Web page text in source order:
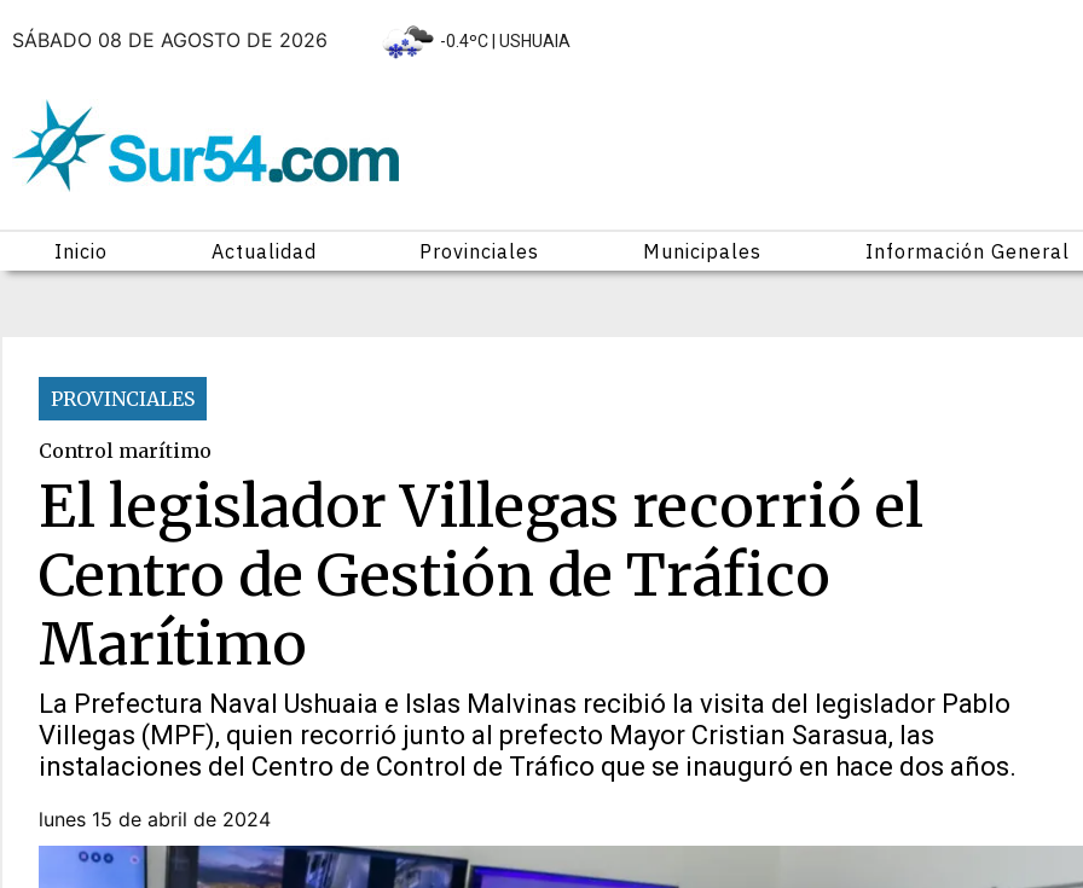
SÁBADO 08 DE AGOSTO DE 2026 -0.4ºC | USHUAIA
Inicio Actualidad Provinciales Municipales Información General
PROVINCIALES
Control marítimo
El legislador Villegas recorrió el
Centro de Gestión de Tráfico
Marítimo
La Prefectura Naval Ushuaia e Islas Malvinas recibió la visita del legislador Pablo
Villegas (MPF), quien recorrió junto al prefecto Mayor Cristian Sarasua, las
instalaciones del Centro de Control de Tráfico que se inauguró en hace dos años.
lunes 15 de abril de 2024